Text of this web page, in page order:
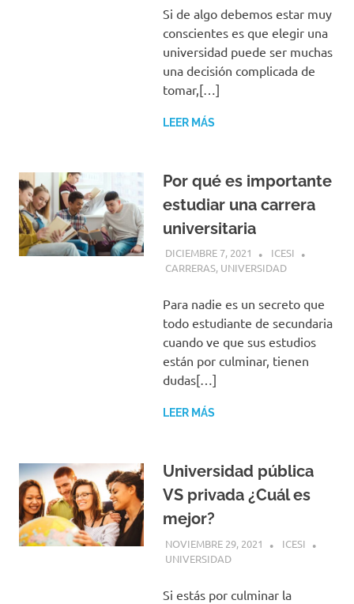
Si de algo debemos estar muy
conscientes es que elegir una
universidad puede ser muchas
una decisión complicada de
tomar,[…]
LEER MÁS
Por qué es importante
estudiar una carrera
universitaria
DICIEMBRE 7, 2021
ICESI
CARRERAS, UNIVERSIDAD
Para nadie es un secreto que
todo estudiante de secundaria
cuando ve que sus estudios
están por culminar, tienen
dudas[…]
LEER MÁS
Universidad pública
VS privada ¿Cuál es
mejor?
NOVIEMBRE 29, 2021
ICESI
UNIVERSIDAD
Si estás por culminar la